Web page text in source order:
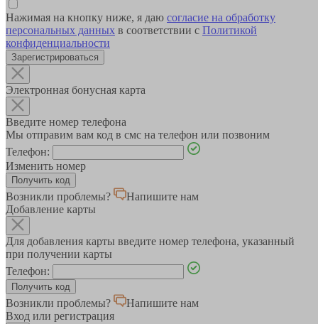
Нажимая на кнопку ниже, я даю согласие на обработку
персональных данных в соответствии с Политикой
конфиденциальности
Зарегистрироваться
Электронная бонусная карта
Введите номер телефона
Мы отправим вам код в смс на телефон или позвоним
Телефон:
Изменить номер
Возникли проблемы?
Напишите нам
Добавление карты
Для добавления карты введите номер телефона, указанный
при получении карты
Телефон:
Возникли проблемы?
Напишите нам
Вход или регистрация